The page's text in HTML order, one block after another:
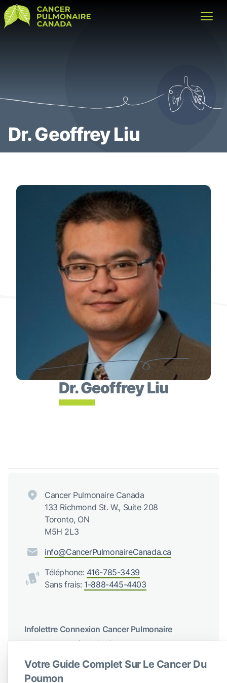
Votre Guide Complet Sur Le Cancer Du
Poumon
Cancer Pulmonaire Canada
Dr. Geoffrey Liu
Dr. Geoffrey Liu
Cancer Pulmonaire Canada
133 Richmond St. W., Suite 208
Toronto, ON
M5H 2L3
info@CancerPulmonaireCanada.ca
Téléphone: 416-785-3439
Sans frais: 1-888-445-4403
Infolettre Connexion Cancer Pulmonaire
Recevez des mises à jour régulières de Cancer du poumon
S'abonner